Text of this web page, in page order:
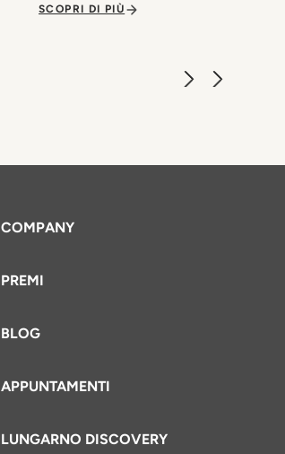
SCOPRI DI PIÙ
COMPANY
PREMI
BLOG
APPUNTAMENTI
LUNGARNO DISCOVERY